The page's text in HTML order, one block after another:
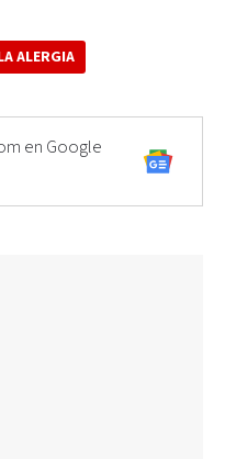
ALERGIA
en Google